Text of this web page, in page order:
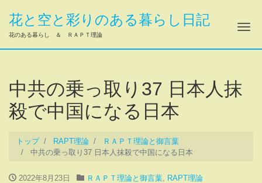
花と空と彩りのある暮らし日記
花のある暮らし ＆ ＲＡＰＴ理論 ナ
中共の乗っ取り37 日本人抹
殺で中国になる日本
トップ RAPT理論
ＲＡＰＴ理論と御言葉
中共の乗っ取り37 日本人抹殺で中国になる日本
2022年8月23日 ＲＡＰＴ理論と御言葉, RAPT理論